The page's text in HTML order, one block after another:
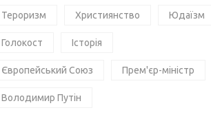
Тероризм Християнство Юдаїзм
Голокост Історія
Європейський Союз Прем'єр-міністр
Володимир Путін